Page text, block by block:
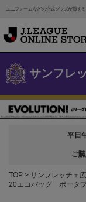
ユニフォームなどの公式グッズが買える
サンフレ
平日
ご
TOP サンフレッチェ
20エコバッグ ポータ